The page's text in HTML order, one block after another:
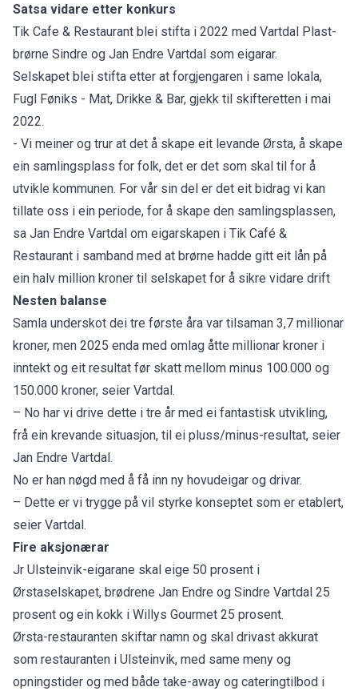
Satsa vidare etter konkurs
Tik Cafe & Restaurant blei stifta i 2022 med Vartdal Plast-
brørne Sindre og Jan Endre Vartdal som eigarar.
Selskapet blei stifta etter at forgjengaren i same lokala,
Fugl Føniks - Mat, Drikke & Bar, gjekk til skifteretten i mai
2022.
- Vi meiner og trur at det å skape eit levande Ørsta, å skape
ein samlingsplass for folk, det er det som skal til for å
utvikle kommunen. For vår sin del er det eit bidrag vi kan
tillate oss i ein periode, for å skape den samlingsplassen,
sa Jan Endre Vartdal om eigarskapen i Tik Café &
Restaurant i samband med at brørne hadde gitt eit lån på
ein halv million kroner til selskapet for å sikre vidare drift
Nesten balanse
Samla underskot dei tre første åra var tilsaman 3,7 millionar
kroner, men 2025 enda med omlag åtte millionar kroner i
inntekt og eit resultat før skatt mellom minus 100.000 og
150.000 kroner, seier Vartdal.
– No har vi drive dette i tre år med ei fantastisk utvikling,
frå ein krevande situasjon, til ei pluss/minus-resultat, seier
Jan Endre Vartdal.
No er han nøgd med å få inn ny hovudeigar og drivar.
– Dette er vi trygge på vil styrke konseptet som er etablert,
seier Vartdal.
Fire aksjonærar
Jr Ulsteinvik-eigarane skal eige 50 prosent i
Ørstaselskapet, brødrene Jan Endre og Sindre Vartdal 25
prosent og ein kokk i Willys Gourmet 25 prosent.
Ørsta-restauranten skiftar namn og skal drivast akkurat
som restauranten i Ulsteinvik, med same meny og
opningstider og med både take-away og cateringtilbod i